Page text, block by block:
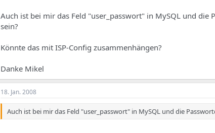
Auch ist bei mir das Feld "user_passwort" in MySQL und die
sein?
Könnte das mit ISP-Config zusammenhängen?
Danke Mikel
18. Jan. 2008
Auch ist bei mir das Feld "user_passwort" in MySQL und die